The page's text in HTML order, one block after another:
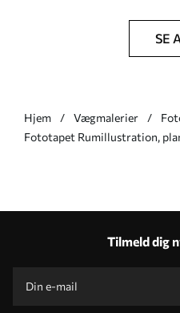
SE
Hjem Vægmalerier
Fototapet Rumillustration,
Tilmeld dig